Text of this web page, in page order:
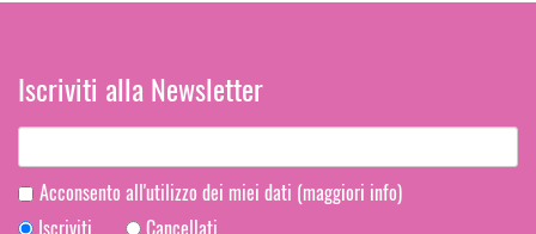
Iscriviti alla Newsletter
Acconsento all'utilizzo dei miei dati (maggiori info)
Iscriviti
Cancellati